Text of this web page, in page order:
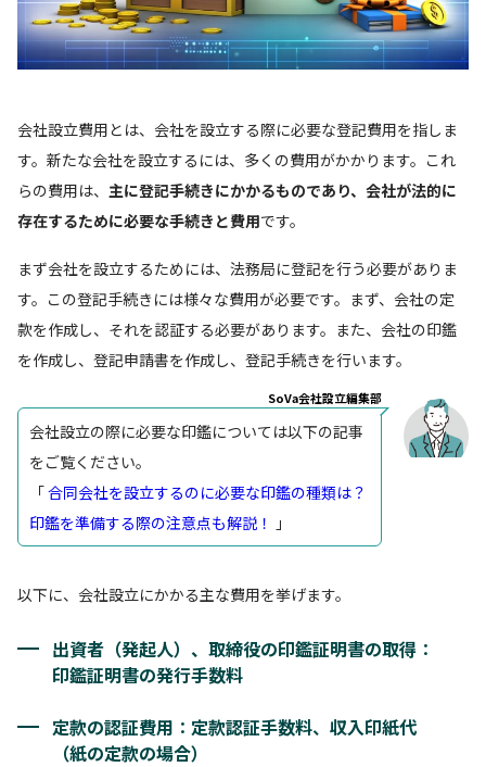
会社設立費用とは、会社を設立する際に必要な登記費用を指しま
す。新たな会社を設立するには、多くの費用がかかります。これ
らの費用は、 主に登記手続きにかかるものであり、会社が法的に
存在するために必要な手続きと費用です。
まず会社を設立するためには、法務局に登記を行う必要がありま
す。この登記手続きには様々な費用が必要です。まず、会社の定
款を作成し、それを認証する必要があります。また、会社の印鑑
を作成し、登記申請書を作成し、登記手続きを行います。
SoVa会社設立編集部
会社設立の際に必要な印鑑については以下の記事
をご覧ください。
「合同会社を設立するのに必要な印鑑の種類は？
印鑑を準備する際の注意点も解説！
」
以下に、会社設立にかかる主な費用を挙げます。
出資者（発起人）、取締役の印鑑証明書の取得 ：
印鑑証明書の発行手数料
定款の認証費用 ： 定款認証手数料、 収入印紙代
（紙の定款の場合）